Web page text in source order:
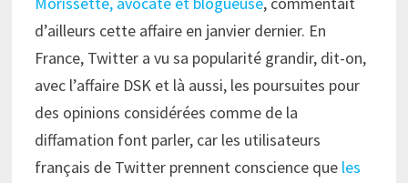
d’ailleurs cette affaire en janvier dernier. En
France, Twitter a vu sa popularité grandir, dit-on,
avec l’affaire DSK et là aussi, les poursuites pour
des opinions considérées comme de la
diffamation font parler, car les utilisateurs
français de Twitter prennent conscience que les